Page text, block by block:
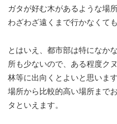
ガタが好む木があるような場
わざわざ遠くまで行かなくて
とはいえ、都市部は特になか
所も少ないので、ある程度ク
林等に出向くとよいと思いま
場所から比較的高い場所まで
タといえます。